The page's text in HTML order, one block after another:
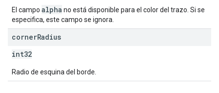
El campo alpha no está disponible para el color del trazo. Si se
especifica, este campo se ignora.
cornerRadius
int32
Radio de esquina del borde.